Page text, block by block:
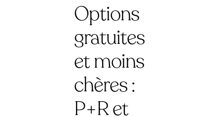
Options
gratuites
et moins
chères :
P+R et